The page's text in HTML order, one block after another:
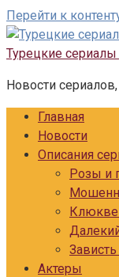
Перейти к
Турецкие
Новости
Главная
Новости
Описания
Розы и
Актеры